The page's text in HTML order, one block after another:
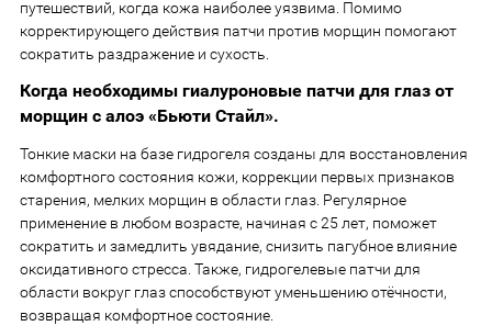
путешествий, когда кожа наиболее уязвима. Помимо
корректирующего действия патчи против морщин помогают
сократить раздражение и сухость.
Когда необходимы гиалуроновые патчи для глаз от
морщин с алоэ «Бьюти Стайл».
Тонкие маски на базе гидрогеля созданы для восстановления
комфортного состояния кожи, коррекции первых признаков
старения, мелких морщин в области глаз. Регулярное
применение в любом возрасте, начиная с 25 лет, поможет
сократить и замедлить увядание, снизить пагубное влияние
оксидативного стресса. Также, гидрогелевые патчи для
области вокруг глаз способствуют уменьшению отёчности,
возвращая комфортное состояние.